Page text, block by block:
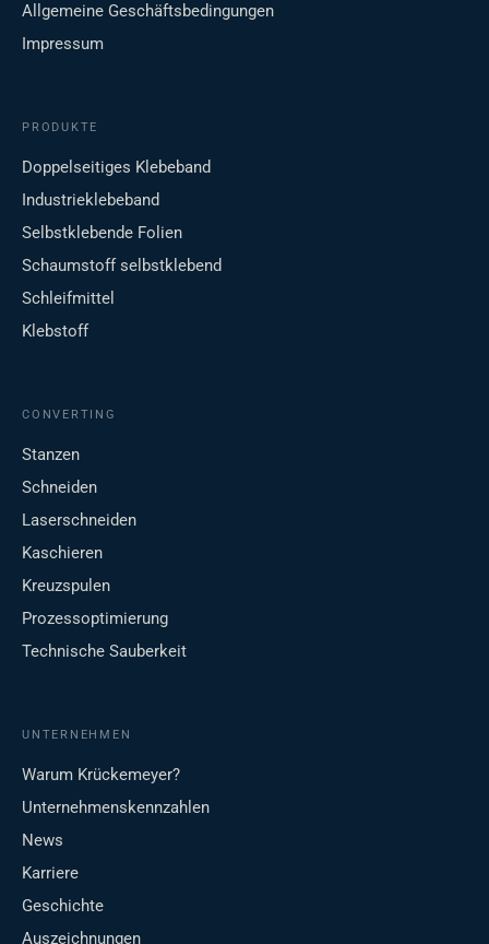
Allgemeine Geschäftsbedingungen
Impressum
PRODUKTE
Doppelseitiges Klebeband
Industrieklebeband
Selbstklebende Folien
Schaumstoff selbstklebend
Schleifmittel
Klebstoff
CONVERTING
Stanzen
Schneiden
Laserschneiden
Kaschieren
Kreuzspulen
Prozessoptimierung
Technische Sauberkeit
UNTERNEHMEN
Warum Krückemeyer?
Unternehmenskennzahlen
News
Karriere
Geschichte
Auszeichnungen